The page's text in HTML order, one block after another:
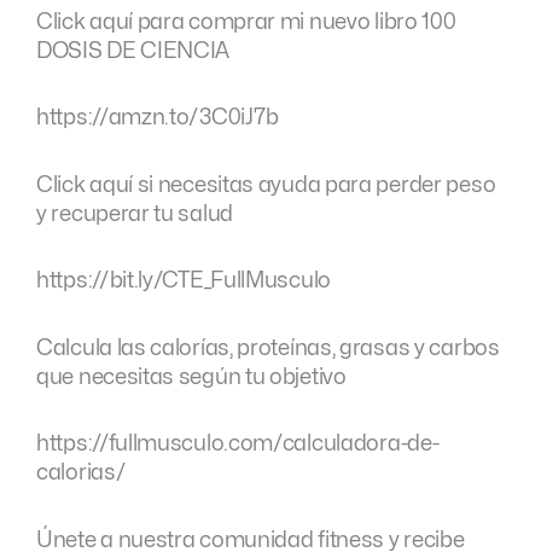
Click aquí para comprar mi nuevo libro 100
DOSIS DE CIENCIA
https://amzn.to/3C0iJ7b
Click aquí si necesitas ayuda para perder peso
y recuperar tu salud
https://bit.ly/CTE_FullMusculo
Calcula las calorías, proteínas, grasas y carbos
que necesitas según tu objetivo
https://fullmusculo.com/calculadora-de-
calorias/
Únete a nuestra comunidad fitness y recibe